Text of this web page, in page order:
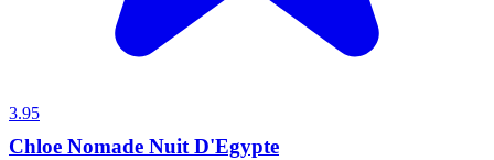
3.95
Chloe Nomade Nuit D'Egypte